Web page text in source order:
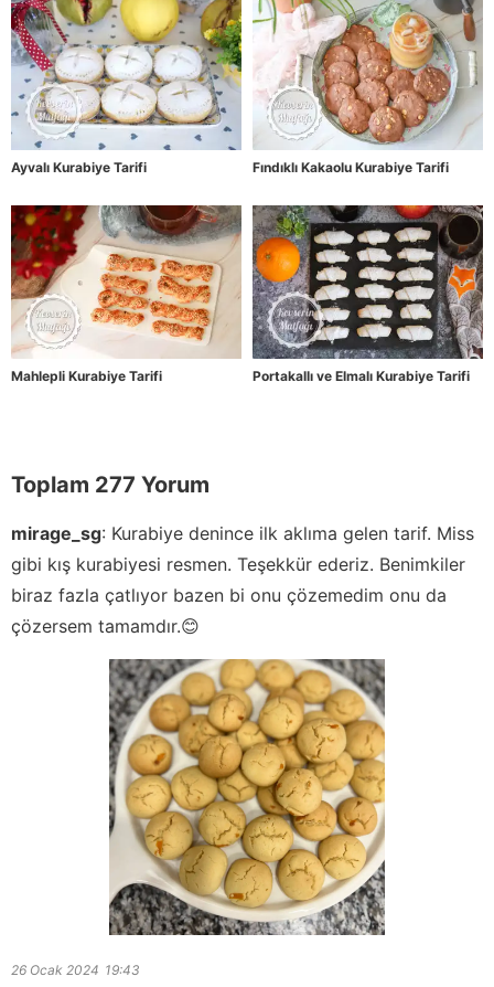
Ayvalı Kurabiye Tarifi Fındıklı Kakaolu Kurabiye Tarifi
Mahlepli Kurabiye Tarifi Portakallı ve Elmalı Kurabiye Tarifi
Toplam 277 Yorum
mirage_sg: Kurabiye denince ilk aklıma gelen tarif. Miss
gibi kış kurabiyesi resmen. Teşekkür ederiz. Benimkiler
biraz fazla çatlıyor bazen bi onu çözemedim onu da
çözersem tamamdır.😊
26 Ocak 2024 19:43